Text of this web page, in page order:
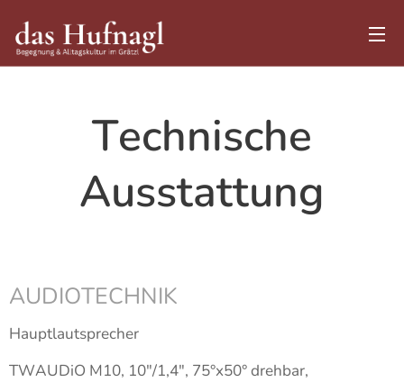
Technische
Ausstattung
AUDIOTECHNIK
Hauptlautsprecher
TWAUDiO M10, 10″/1,4″, 75°x50° drehbar,